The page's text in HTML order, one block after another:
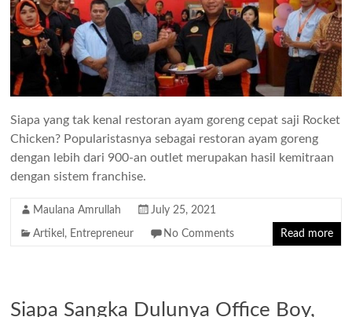
Siapa yang tak kenal restoran ayam goreng cepat saji Rocket
Chicken? Popularistasnya sebagai restoran ayam goreng
dengan lebih dari 900-an outlet merupakan hasil kemitraan
dengan sistem franchise.
Maulana Amrullah July 25, 2021
Artikel , Entrepreneur No Comments Read more
Siapa Sangka Dulunya Office Boy,